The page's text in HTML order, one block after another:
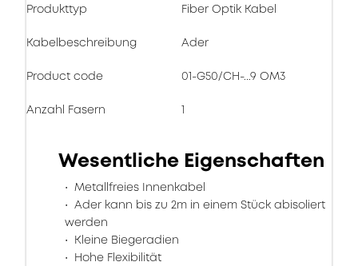
Produkttyp Fiber Optik Kabel
Kabelbeschreibung Ader
Product code 01-G50/CH-...9 OM3
Anzahl Fasern 1
Wesentliche Eigenschaften
Metallfreies Innenkabel
Ader kann bis zu 2m in einem Stück abisoliert
werden
Kleine Biegeradien
Hohe Flexibilität